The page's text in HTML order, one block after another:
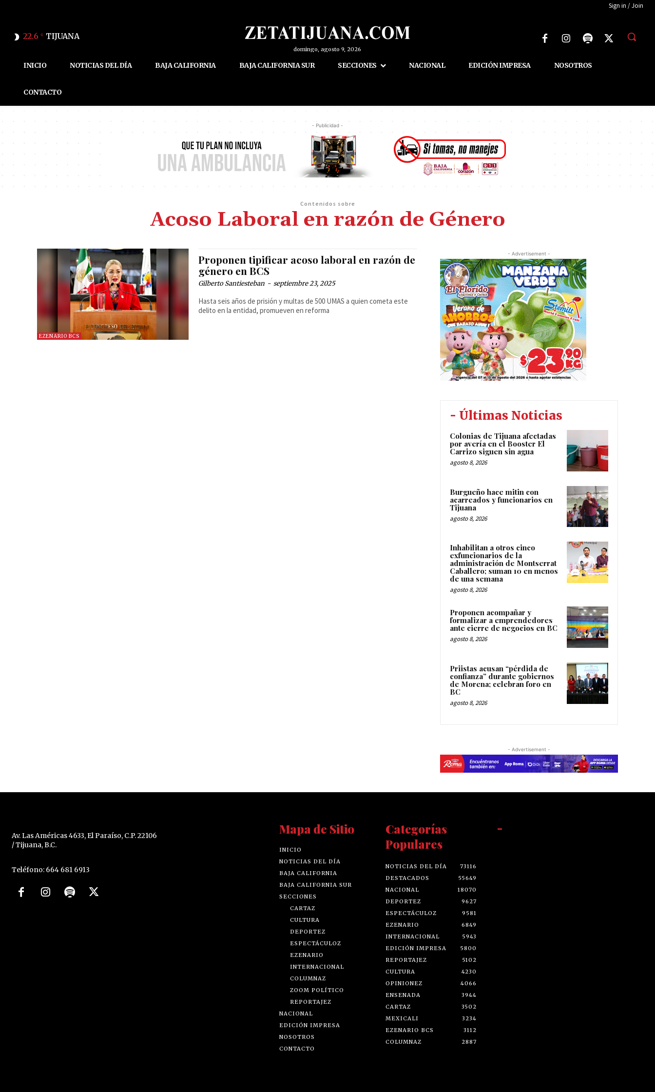
Sign in / Join
22.6 C TIJUANA
domingo, agosto 9, 2026
INICIO NOTICIAS DEL DÍA BAJA CALIFORNIA BAJA CALIFORNIA SUR SECCIONES NACIONAL EDICIÓN IMPRESA NOSOTROS
CONTACTO
- Publicidad -
Contenidos sobre
Acoso Laboral en razón de Género
EZENARIO BCS
Proponen tipificar acoso laboral en razón de
género en BCS
Gilberto Santiesteban - septiembre 23, 2025
Hasta seis años de prisión y multas de 500 UMAS a quien cometa este
delito en la entidad, promueven en reforma
- Advertisement -
- Últimas Noticias
Colonias de Tijuana afectadas
por avería en el Booster El
Carrizo siguen sin agua
agosto 8, 2026
Burgueño hace mitin con
acarreados y funcionarios en
Tijuana
agosto 8, 2026
Inhabilitan a otros cinco
exfuncionarios de la
administración de Montserrat
Caballero; suman 10 en menos
de una semana
agosto 8, 2026
Proponen acompañar y
formalizar a emprendedores
ante cierre de negocios en BC
agosto 8, 2026
Priistas acusan “pérdida de
confianza” durante gobiernos
de Morena; celebran foro en
BC
agosto 8, 2026
- Advertisement -
Av. Las Américas 4633, El Paraíso, C.P. 22106
/ Tijuana, B.C.
Teléfono: 664 681 6913
Mapa de Sitio
INICIO
NOTICIAS DEL DÍA
BAJA CALIFORNIA
BAJA CALIFORNIA SUR
SECCIONES
CARTAZ
CULTURA
DEPORTEZ
ESPECTÁCULOZ
EZENARIO
INTERNACIONAL
COLUMNAZ
ZOOM POLÍTICO
REPORTAJEZ
NACIONAL
EDICIÓN IMPRESA
NOSOTROS
CONTACTO
Categorías
Populares
NOTICIAS DEL DÍA
73116
DESTACADOS
55649
NACIONAL
18070
DEPORTEZ
9627
ESPECTÁCULOZ
9581
EZENARIO
6849
INTERNACIONAL
5943
EDICIÓN IMPRESA
5800
REPORTAJEZ
5102
CULTURA
4230
OPINIONEZ
4066
ENSENADA
3944
CARTAZ
3502
MEXICALI
3234
EZENARIO BCS
3112
COLUMNAZ
2887
-